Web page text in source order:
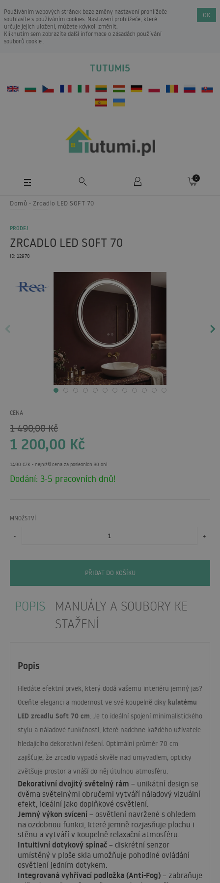
Používáním webových stránek beze změny nastavení prohlížeče
souhlasíte s používáním cookies. Nastavení prohlížeče, které
určuje jejich uložení, můžete kdykoli změnit.
Kliknutím sem zobrazíte další informace o zásadách používání
souborů cookie .
OK
TUTUMI5
0
Domů Zrcadlo LED SOFT 70
PRODEJ
ZRCADLO LED SOFT 70
ID: 12978
CENA
1 490,00Kč
1 200,00 Kč
1490 CZK - nejnižší cena za posledních 30 dní
Dodání: 3-5 pracovních dnů!
MNOŽSTVÍ
- +
PŘIDAT DO KOŠÍKU
POPIS
MANUÁLY A SOUBORY KE
STAŽENÍ
Popis
Hledáte efektní prvek, který dodá vašemu interiéru jemný jas?
Oceňte eleganci a modernost ve své koupelně díky kulatému
LED zrcadlu Soft 70 cm. Je to ideální spojení minimalistického
stylu a náladové funkčnosti, které nadchne každého uživatele
hledajícího dekorativní řešení. Optimální průměr 70 cm
zajišťuje, že zrcadlo vypadá skvěle nad umyvadlem, opticky
zvětšuje prostor a vnáší do něj útulnou atmosféru.
Dekorativní dvojitý světelný rám – unikátní design se
dvěma světelnými obručemi vytváří náladový vizuální
efekt, ideální jako doplňkové osvětlení.
Jemný výkon svícení – osvětlení navržené s ohledem
na ozdobnou funkci, které jemně rozjasňuje plochu i
stěnu a vytváří v koupelně relaxační atmosféru.
Intuitivní dotykový spínač – diskrétní senzor
umístěný v ploše skla umožňuje pohodlné ovládání
osvětlení jedním dotykem.
Integrovaná vyhřívací podložka (Anti-Fog) – zabraňuje